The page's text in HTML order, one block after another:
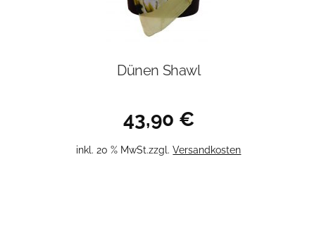
Dünen Shawl
43,90 €
inkl. 20 % MwSt.zzgl.Versandkosten